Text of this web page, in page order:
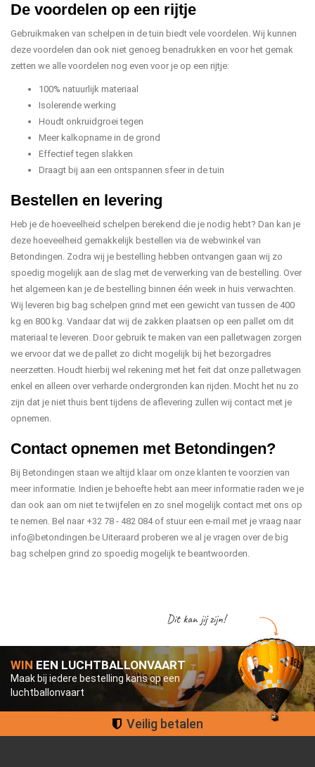
De voordelen op een rijtje
Gebruikmaken van schelpen in de tuin biedt vele voordelen. Wij kunnen
deze voordelen dan ook niet genoeg benadrukken en voor het gemak
zetten we alle voordelen nog even voor je op een rijtje:
100% natuurlijk materiaal
Isolerende werking
Houdt onkruidgroei tegen
Meer kalkopname in de grond
Effectief tegen slakken
Draagt bij aan een ontspannen sfeer in de tuin
Bestellen en levering
Heb je de hoeveelheid schelpen berekend die je nodig hebt? Dan kan je
deze hoeveelheid gemakkelijk bestellen via de webwinkel van
Betondingen. Zodra wij je bestelling hebben ontvangen gaan wij zo
spoedig mogelijk aan de slag met de verwerking van de bestelling. Over
het algemeen kan je de bestelling binnen één week in huis verwachten.
Wij leveren big bag schelpen grind met een gewicht van tussen de 400
kg en 800 kg. Vandaar dat wij de zakken plaatsen op een pallet om dit
materiaal te leveren. Door gebruik te maken van een palletwagen zorgen
we ervoor dat we de pallet zo dicht mogelijk bij het bezorgadres
neerzetten. Houdt hierbij wel rekening met het feit dat onze palletwagen
enkel en alleen over verharde ondergronden kan rijden. Mocht het nu zo
zijn dat je niet thuis bent tijdens de aflevering zullen wij contact met je
opnemen.
Contact opnemen met Betondingen?
Bij Betondingen staan we altijd klaar om onze klanten te voorzien van
meer informatie. Indien je behoefte hebt aan meer informatie raden we je
dan ook aan om niet te twijfelen en zo snel mogelijk contact met ons op
te nemen. Bel naar +32 78 - 482 084 of stuur een e-mail met je vraag naar
info@betondingen.be Uiteraard proberen we al je vragen over de big
bag schelpen grind zo spoedig mogelijk te beantwoorden.
WIN EEN LUCHTBALLONVAART
Maak bij iedere bestelling kans op een
luchtballonvaart
Dit kan jij zijn!
Groot assortiment